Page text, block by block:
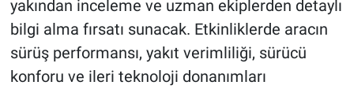
yakından inceleme ve uzman ekiplerden detaylı
bilgi alma fırsatı sunacak. Etkinliklerde aracın
sürüş performansı, yakıt verimliliği, sürücü
konforu ve ileri teknoloji donanımları